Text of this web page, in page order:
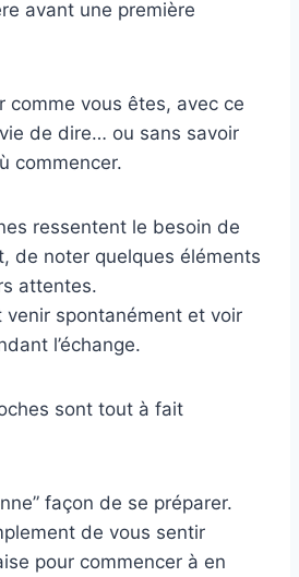
avant une première
comme vous êtes, avec ce
de dire… ou sans savoir
commencer.
ressentent le besoin de
de noter quelques éléments
attentes.
venir spontanément et voir
l’échange.
sont tout à fait
façon de se préparer.
de vous sentir
pour commencer à en